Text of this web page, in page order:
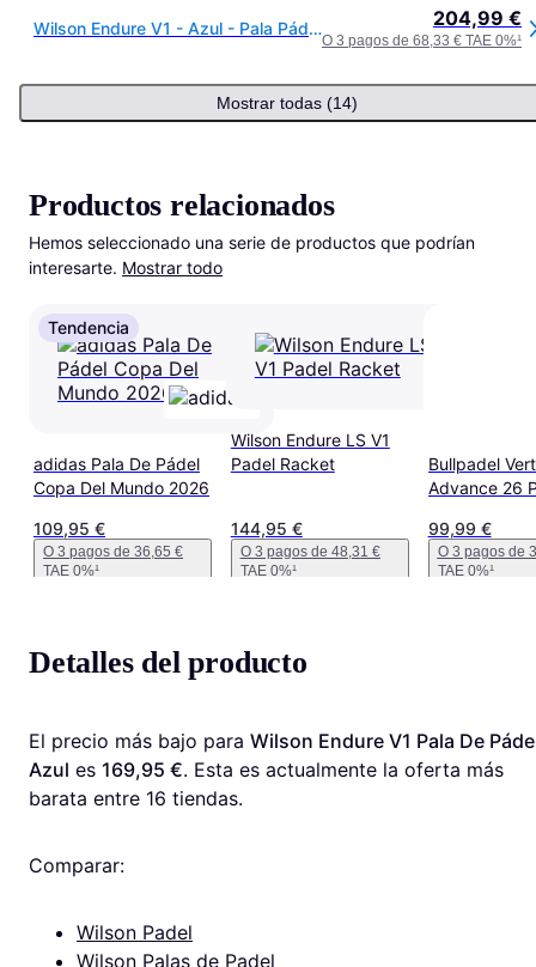
Wilson Endure V1 - Azul - Pala Pádel talla UNICA 204,99 €
O 3 pagos de 68,33 € TAE 0%¹
Mostrar todas (14)
Productos relacionados
Hemos seleccionado una serie de productos que podrían
interesarte. Mostrar todo
Tendencia
adidas Pala De Pádel
Copa Del Mundo 2026
109,95 €
O 3 pagos de 36,65 €
TAE 0%¹
Wilson Endure LS V1
Padel Racket
144,95 €
O 3 pagos de 48,31 €
TAE 0%¹
Bullpadel
Advance 26
99,99 €
O 3 pagos de
TAE 0%¹
Detalles del producto
El precio más bajo para Wilson Endure V1 Pala De
Azul es 169,95 €. Esta es actualmente la oferta más
barata entre 16 tiendas.
Comparar:
Wilson Padel
Wilson Palas de Padel